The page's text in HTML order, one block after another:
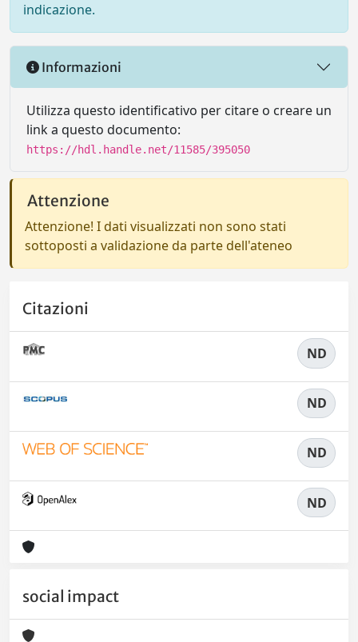
indicazione.
Informazioni
Utilizza questo identificativo per citare o creare un
link a questo documento:
https://hdl.handle.net/11585/395050
Attenzione
Attenzione! I dati visualizzati non sono stati
sottoposti a validazione da parte dell'ateneo
Citazioni
ND
ND
ND
ND
social impact